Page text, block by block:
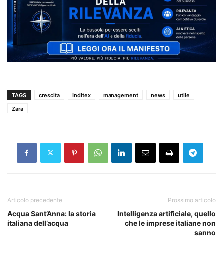
TAGS crescita Inditex management news
utile
Zara
Articolo precedente
Acqua Sant’Anna: la storia
italiana dell’acqua
Prossimo articolo
Intelligenza artificiale, quello
che le imprese italiane non
sanno